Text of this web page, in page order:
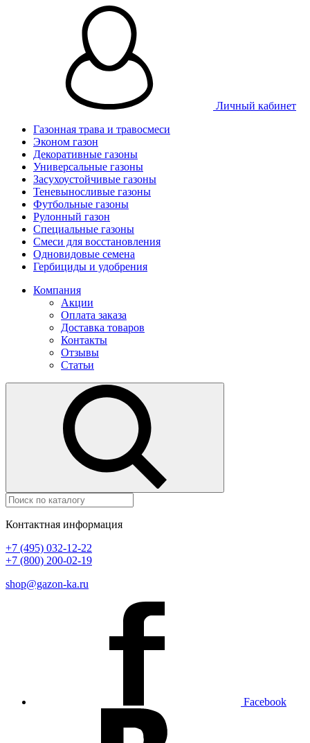
Личный кабинет
Газонная трава и травосмеси
Эконом газон
Декоративные газоны
Универсальные газоны
Засухоустойчивые газоны
Теневыносливые газоны
Футбольные газоны
Рулонный газон
Специальные газоны
Смеси для восстановления
Одновидовые семена
Гербициды и удобрения
Компания
Акции
Оплата заказа
Доставка товаров
Контакты
Отзывы
Статьи
Контактная информация
+7 (495) 032-12-22
+7 (800) 200-02-19
shop@gazon-ka.ru
Facebook